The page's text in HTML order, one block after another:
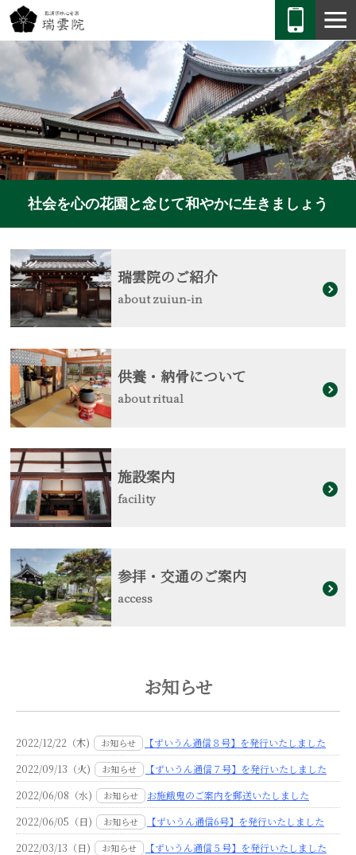
社会を心の花園と念じて和やかに生きましょう
瑞雲院のご紹介
about zuiun-in
供養・納骨について
about ritual
施設案内
facility
参拝・交通のご案内
access
お知らせ
2022/12/22（木) お知らせ
【ずいうん通信８号】を発行いたしました
2022/09/13（火)
お知らせ
【ずいうん通信７号】を発行いたしました
2022/06/08（水)
お知らせ
お施餓鬼のご案内を郵送いたしました
2022/06/05（日)
お知らせ
【ずいうん通信6号】を発行いたしました
2022/03/13（日)
お知らせ
【ずいうん通信５号】を発行いたしました